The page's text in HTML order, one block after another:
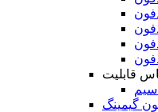
قابلیت
گیمینگ